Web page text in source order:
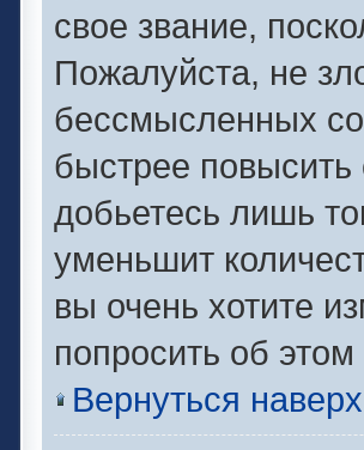
свое звание,
Пожалуйста, не
бессмысленных
быстрее
добьетесь лишь
уменьшит
вы очень хотите
попросить об
Вернуться наверх